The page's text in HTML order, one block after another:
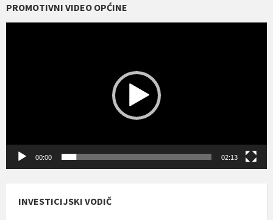
PROMOTIVNI VIDEO OPĆINE
00:00 02:13
INVESTICIJSKI VODIČ